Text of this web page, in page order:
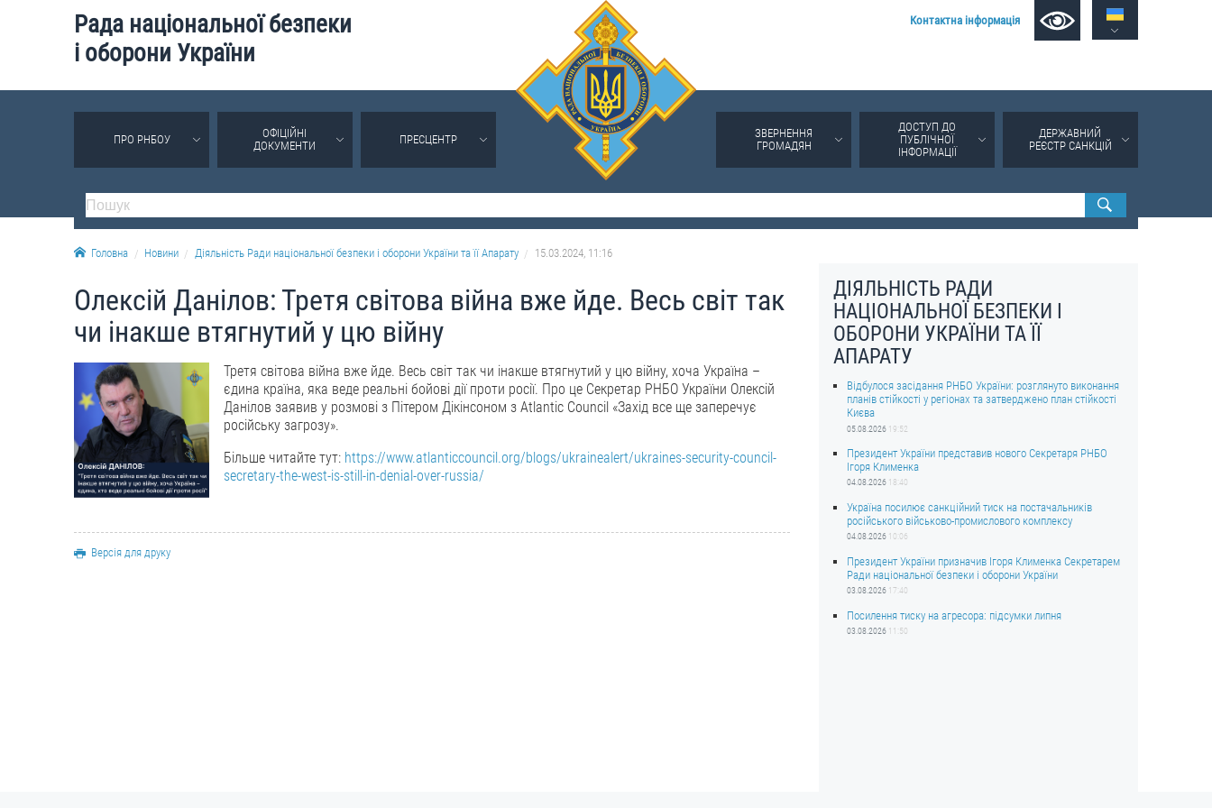
Рада національної безпеки
і оборони України
Контактна інформація
ПРО РНБОУ
ОФІЦІЙНІ
ДОКУМЕНТИ
ПРЕСЦЕНТР
ЗВЕРНЕННЯ
ГРОМАДЯН
ДОСТУП ДО
ПУБЛІЧНОЇ
ІНФОРМАЦІЇ
ДЕРЖАВНИЙ
РЕЄСТР САНКЦІЙ
Головна Новини Діяльність Ради національної безпеки і оборони України та її Апарату 15.03.2024, 11:16
Олексій Данілов: Третя світова війна вже йде. Весь світ так
чи інакше втягнутий у цю війну
Третя світова війна вже йде. Весь світ так чи інакше втягнутий у цю війну, хоча Україна –
єдина країна, яка веде реальні бойові дії проти росії. Про це Секретар РНБО України Олексій
Данілов заявив у розмові з Пітером Дікінсоном з Atlantic Council «Захід все ще заперечує
російську загрозу».
Більше читайте тут: https://www.atlanticcouncil.org/blogs/ukrainealert/ukraines-security-council-
secretary-the-west-is-still-in-denial-over-russia/
Версія для друку
ДІЯЛЬНІСТЬ РАДИ
НАЦІОНАЛЬНОЇ БЕЗПЕКИ І
ОБОРОНИ УКРАЇНИ ТА ЇЇ
АПАРАТУ
Відбулося засідання РНБО України: розглянуто виконання
планів стійкості у регіонах та затверджено план стійкості
Києва
05.08.2026 19:52
Президент України представив нового Секретаря РНБО
Ігоря Клименка
04.08.2026 18:40
Україна посилює санкційний тиск на постачальників
російського військово-промислового комплексу
04.08.2026 10:06
Президент України призначив Ігоря Клименка Секретарем
Ради національної безпеки і оборони України
03.08.2026 17:40
Посилення тиску на агресора: підсумки липня
03.08.2026 11:50